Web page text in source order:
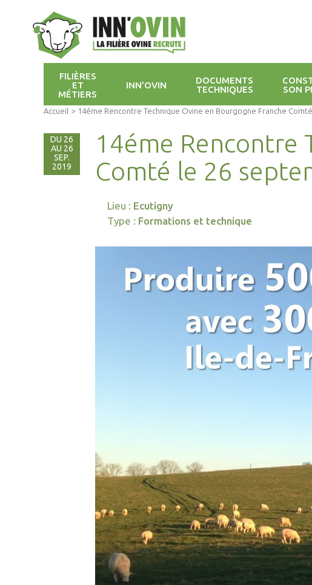
FILIÈRES
ET
MÉTIERS
INN’OVIN
DOCUMENTS
TECHNIQUES
SON
Accueil > 14éme Rencontre Technique Ovine en Bourgogne Franche
DU 26
AU 26
SEP.
2019
14éme Rencontre
Comté le 26
Lieu : Ecutigny
Type : Formations et technique